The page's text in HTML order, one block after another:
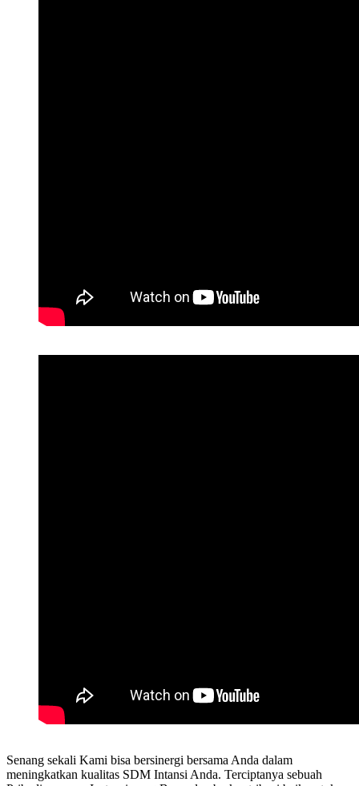
Senang sekali Kami bisa bersinergi bersama Anda dalam
meningkatkan kualitas SDM Intansi Anda. Terciptanya sebuah